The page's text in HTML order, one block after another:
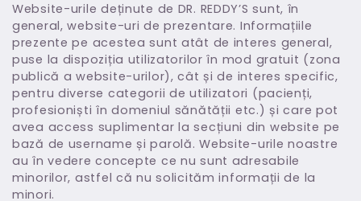
Website-urile deținute de DR. REDDY’S sunt, în
general, website-uri de prezentare. Informațiile
prezente pe acestea sunt atât de interes general,
puse la dispoziția utilizatorilor în mod gratuit (zona
publică a website-urilor), cât și de interes specific,
pentru diverse categorii de utilizatori (pacienți,
profesioniști în domeniul sănătății etc.) și care pot
avea access suplimentar la secțiuni din website pe
bază de username și parolă. Website-urile noastre
au în vedere concepte ce nu sunt adresabile
minorilor, astfel că nu solicităm informații de la
minori.